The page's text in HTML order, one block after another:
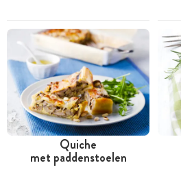
Quiche
met paddenstoelen